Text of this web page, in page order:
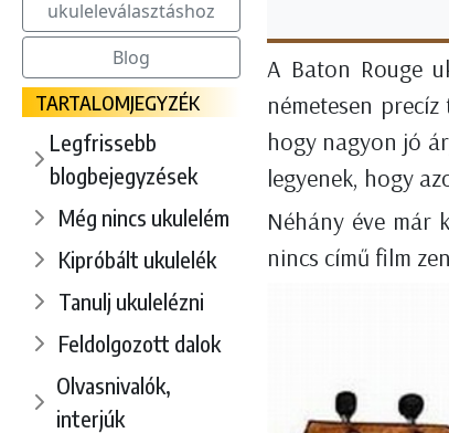
ukuleleválasztáshoz
Blog
TARTALOMJEGYZÉK
Legfrissebb
blogbejegyzések
Még nincs ukulelém
Kipróbált ukulelék
Tanulj ukulelézni
Feldolgozott dalok
Olvasnivalók,
interjúk
A Baton Rouge
németesen
hogy nagyon jó
legyenek, hogy
Néhány éve már
nincs című film